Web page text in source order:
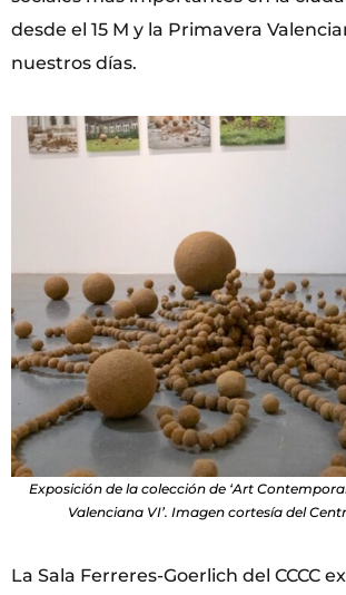
desde el 15 M y la Primavera
nuestros días.
Exposición de la colección de ‘Art
Valenciana VI’. Imagen cortesía del
La Sala Ferreres-Goerlich del CCCC